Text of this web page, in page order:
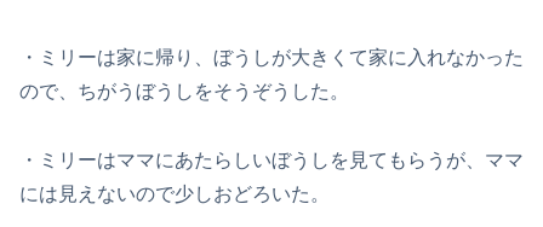
・ミリーは家に帰り、ぼうしが大きくて家に入れなかった
ので、ちがうぼうしをそうぞうした。
・ミリーはママにあたらしいぼうしを見てもらうが、ママ
には見えないので少しおどろいた。